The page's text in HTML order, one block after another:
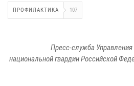
ПРОФИЛАКТИКА 107
Пресс-служба
национальной гвардии Российской